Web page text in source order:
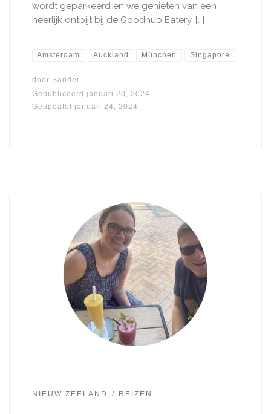
wordt geparkeerd en we genieten van een
heerlijk ontbijt bij de Goodhub Eatery. […]
Amsterdam Auckland München Singapore
door Sander
Gepubliceerd januari 20, 2024
Geüpdatet januari 24, 2024
NIEUW ZEELAND REIZEN